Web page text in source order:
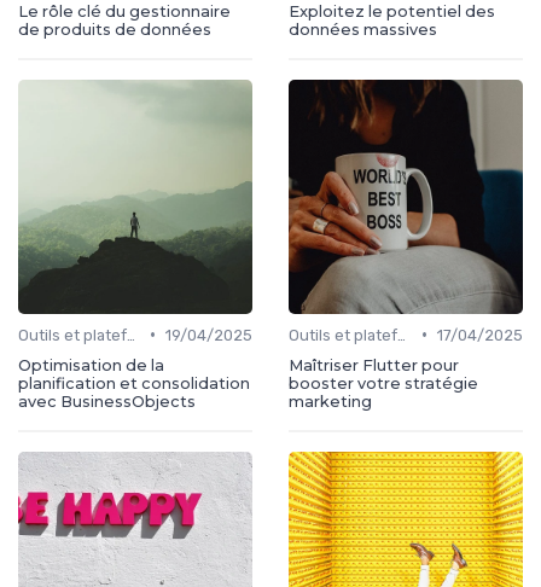
Le rôle clé du gestionnaire
de produits de données
Exploitez le potentiel des
données massives
• 19/04/2025
Optimisation de la
planification et consolidation
avec BusinessObjects
• 17/04/2025
Maîtriser Flutter pour
booster votre stratégie
marketing